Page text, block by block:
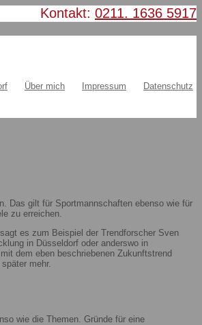
Kontakt: 0211. 1636 5917
Über mich Impressum Datenschutz
Das gilt für Sportmannschaften ebenso wie für
zu erreichen.
es zum Beispiel der Trendforscher Sven
in Düsseldorf oder anderswo in
dem eben beschriebenen Zukunftstrend
mehr.
wie die Themen. Gründe für eine